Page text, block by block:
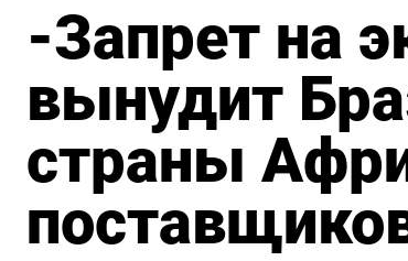
-Запрет на
вынудит
страны